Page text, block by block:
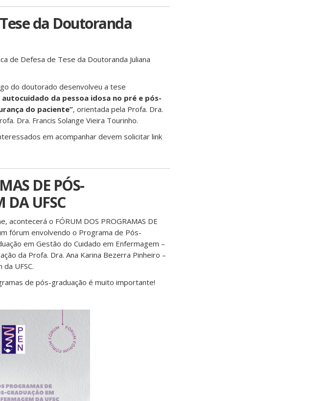
da Doutoranda
de Defesa de Tese da Doutoranda Juliana
do doutorado desenvolveu a tese
da pessoa idosa no pré e pós-
do paciente”, orientada pela Profa. Dra.
Dra. Francis Solange Vieira Tourinho.
em acompanhar devem solicitar link
DE PÓS-
DA UFSC
o FÓRUM DOS PROGRAMAS DE
fórum envolvendo o Programa de Pós-
em Gestão do Cuidado em Enfermagem –
da Profa. Dra. Ana Karina Bezerra Pinheiro –
UFSC.
de pós-graduação é muito importante!